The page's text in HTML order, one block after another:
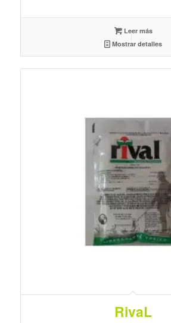
Leer más
Mostrar detalles
RivaL